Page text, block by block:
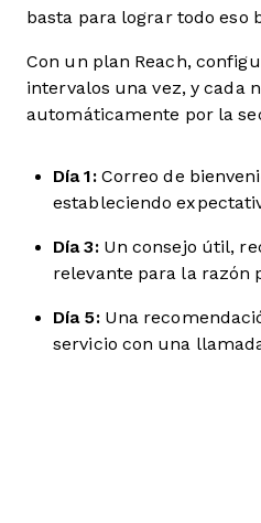
basta para lograr todo eso
Con un plan Reach,
intervalos una vez, y cada
automáticamente por la
Día 1:Correo de
estableciendo
Día 3:Un consejo útil,
relevante para la razón
Día 5:Una
servicio con una